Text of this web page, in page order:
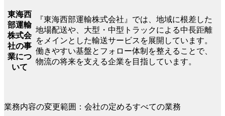
東海西
部運輸
株式会
社の事
業につ
いて
『東海西部運輸株式会社』では、地域に根差した
地場配送や、大型・中型トラックによる中長距離
をメインとした輸送サービスを展開しています。
働きやすい基盤とフォロー体制を整えることで、
物流の将来を支える企業を目指しています。
業務内容の変更範囲：会社の定めるすべての業務